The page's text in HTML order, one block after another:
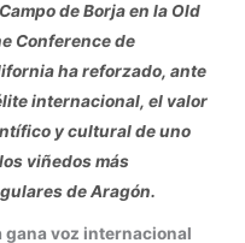
de Borja en la Old
Conference de
ha reforzado, ante
internacional, el valor
y cultural de uno
viñedos más
de Aragón.
gana voz internacional